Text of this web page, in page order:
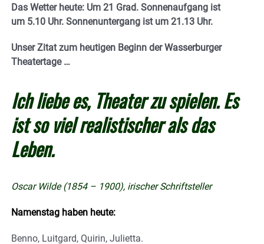
Das Wetter heute: Um 21 Grad. Sonnenaufgang ist
um 5.10 Uhr. Sonnenuntergang ist um 21.13 Uhr.
Unser Zitat zum heutigen Beginn der Wasserburger
Theatertage …
Ich liebe es, Theater zu spielen. Es
ist so viel realistischer als das
Leben.
Oscar Wilde (1854 – 1900), irischer Schriftsteller
Namenstag haben heute:
Benno, Luitgard, Quirin, Julietta.